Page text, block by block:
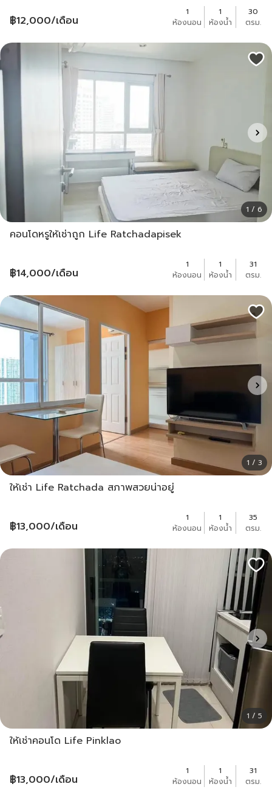
฿12,000/เดือน
1
ห้องนอน
1
ห้องน้ำ
30
ตรม.
1 / 6
คอนโดหรูให้เช่าถูก Life Ratchadapisek
฿14,000/เดือน
1
ห้องนอน
1
ห้องน้ำ
31
ตรม.
1 / 3
ให้เช่า Life Ratchada สภาพสวยน่าอยู่​
฿13,000/เดือน
1
ห้องนอน
1
ห้องน้ำ
35
ตรม.
1 / 5
ให้เช่าคอนโด Life Pinklao
฿13,000/เดือน
1
ห้องนอน
1
ห้องน้ำ
31
ตรม.